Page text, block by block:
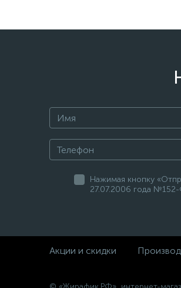
Нажимая кнопку
27.07.2006 года №152-
Акции и скидки